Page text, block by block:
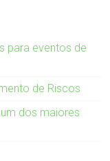
para eventos de
de Riscos
dos maiores